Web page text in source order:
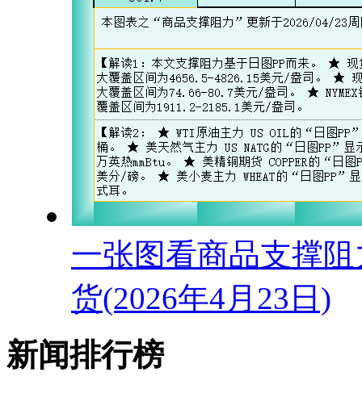
一张图看商品支撑
货(2026年4月23日)
新闻排行榜